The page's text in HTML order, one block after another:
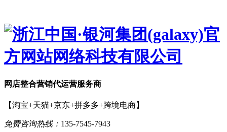
网店整合营销代运营服务商
【淘宝+天猫+京东+拼多多+跨境电商】
免费咨询热线： 135-7545-7943